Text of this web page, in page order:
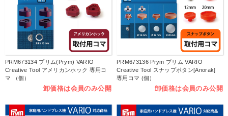
PRM673134 プリム(Prym) VARIO
Creative Tool アメリカンホック 専用コ
マ （個）
卸価格は会員のみ公開
PRM673136 Prym プリム VARIO
Creative Tool スナップボタン[Anorak]
専用コマ (個）
卸価格は会員のみ公開